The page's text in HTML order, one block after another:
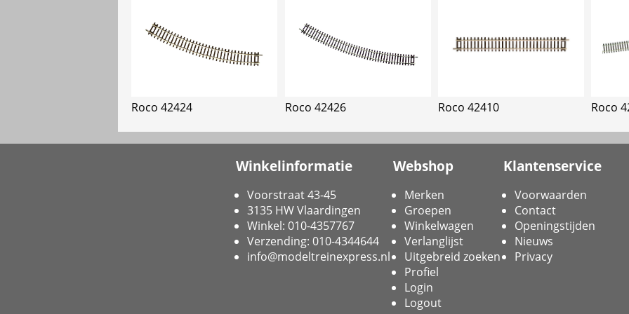
Roco 42424 Roco 42426 Roco 42410 Roco
Winkelinformatie
Voorstraat 43-45
3135 HW Vlaardingen
Winkel: 010-4357767
Verzending: 010-4344644
info@modeltreinexpress.nl
Webshop
Merken
Groepen
Winkelwagen
Verlanglijst
Uitgebreid zoeken
Profiel
Login
Logout
Klantenservice
Voorwaarden
Contact
Openingstijden
Nieuws
Privacy